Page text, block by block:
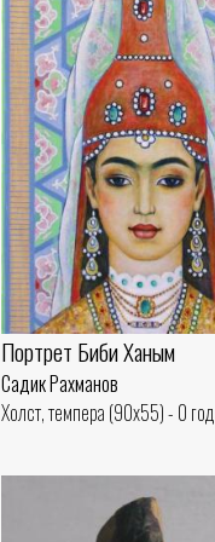
Портрет Биби Ханым
Садик Рахманов
Холст, темпера (90x55) - 0 год